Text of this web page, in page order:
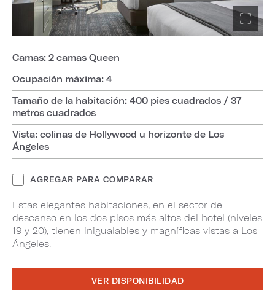
Camas: 2 camas Queen
Ocupación máxima: 4
Tamaño de la habitación: 400 pies cuadrados / 37
metros cuadrados
Vista: colinas de Hollywood u horizonte de Los
Ángeles
AGREGAR PARA COMPARAR
Estas elegantes habitaciones, en el sector de
descanso en los dos pisos más altos del hotel (niveles
19 y 20), tienen inigualables y magníficas vistas a Los
Ángeles.
VER DISPONIBILIDAD